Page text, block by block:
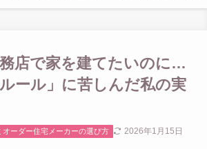
店で家を建てたいのに…
ルール」に苦しんだ私の実
オーダー住宅メーカーの選び方 2026年1月15日